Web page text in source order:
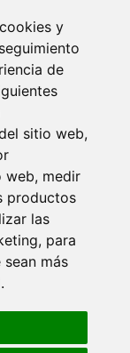
y
de
sitio web,
web, medir
productos
las
, para
más
.
MAS GUAPA DE
LAS FOTOS
ARROW
EPISODIO 3.